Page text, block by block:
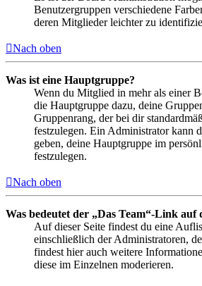
Benutzergruppen verschiedene
deren Mitglieder leichter zu
Nach oben
Was ist eine Hauptgruppe?
Wenn du Mitglied in mehr als einer
die Hauptgruppe dazu, deine
Gruppenrang, der bei dir
festzulegen. Ein Administrator kann
geben, deine Hauptgruppe im
festzulegen.
Nach oben
Was bedeutet der „Das Team“-Link auf
Auf dieser Seite findest du eine
einschließlich der Administratoren,
findest hier auch weitere
diese im Einzelnen moderieren.